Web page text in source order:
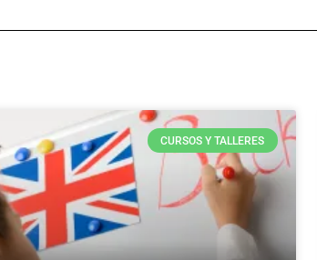
CURSOS Y TALLERES